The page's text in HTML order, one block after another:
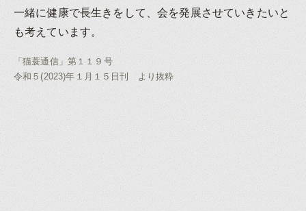
一緒に健康で長生きをして、会を発展させていきたいと
も考えています。
「猫蓑通信」第１１９号
令和５(2023)年１月１５日刊 より抜粋